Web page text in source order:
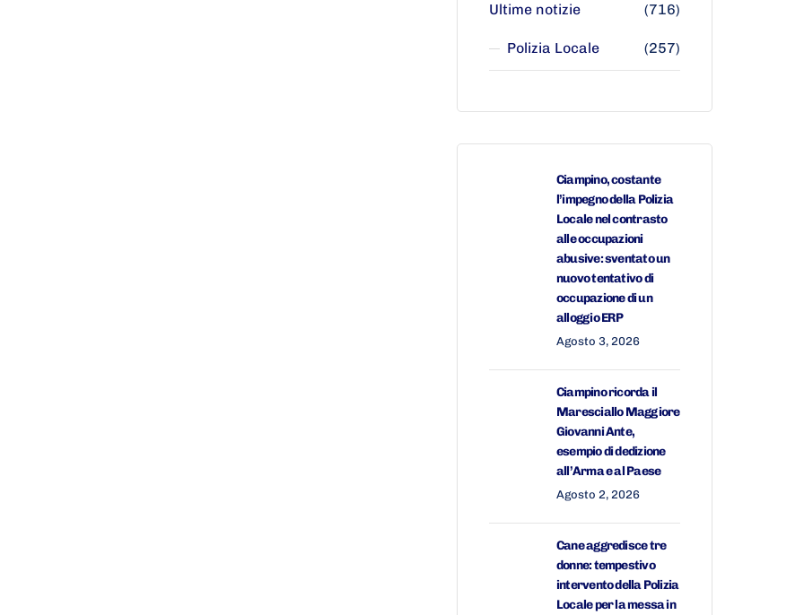
Ultime notizie (716)
Polizia Locale (257)
Ciampino, costante
l’impegno della Polizia
Locale nel contrasto
alle occupazioni
abusive: sventato un
nuovo tentativo di
occupazione di un
alloggio ERP
Agosto 3, 2026
Ciampino ricorda il
Maresciallo Maggiore
Giovanni Ante,
esempio di dedizione
all’Arma e al Paese
Agosto 2, 2026
Cane aggredisce tre
donne: tempestivo
intervento della Polizia
Locale per la messa in